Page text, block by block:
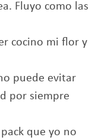
Fluyo como las
cocino mi flor y
puede evitar
por siempre
que yo no